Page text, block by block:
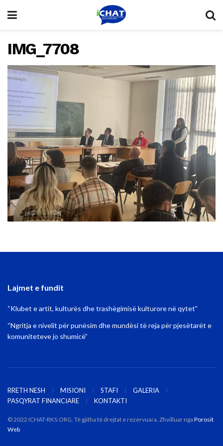
IMG_7708
Lajmet e fundit
“Klubet e artit, kulturës dhe trashëgimisë kulturore në qytet”
“Ngritja e nivelit për punësim dhe mundësi të reja për pjesëtarët e
komuniteteve jo shumicë”
RRETH NESH MISIONI STAFI
GALERIA
PASQYRAT FINANCIARE
KONTAKTI
© 2022 ICHAT-RKS.ORG. Të gjitha të drejtat e rezervuara. Zhvilluar nga Porosit
Web